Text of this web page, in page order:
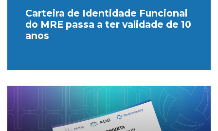
Carteira de Identidade Funcional
do MRE passa a ter validade de 10
anos